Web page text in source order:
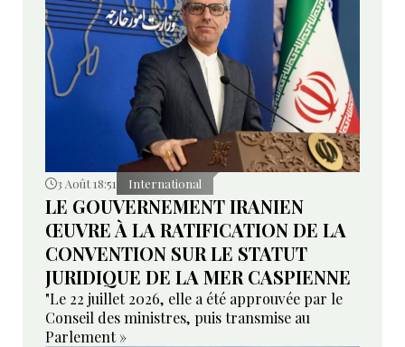
3 Août 18:51 International
LE GOUVERNEMENT IRANIEN
ŒUVRE À LA RATIFICATION DE LA
CONVENTION SUR LE STATUT
JURIDIQUE DE LA MER CASPIENNE
"Le 22 juillet 2026, elle a été approuvée par le
Conseil des ministres, puis transmise au
Parlement »